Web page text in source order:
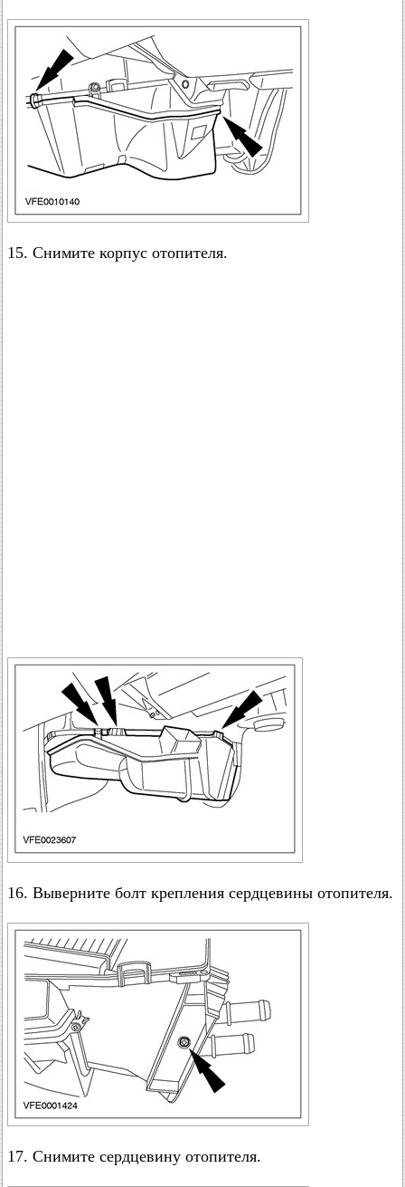
15. Снимите корпус отопителя.
16. Выверните болт крепления сердцевины отопителя.
17. Снимите сердцевину отопителя.